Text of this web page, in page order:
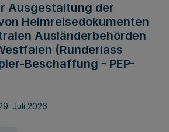
Ausgestaltung der
Heimreisedokumenten
Ausländerbehörden
(Runderlass
Beschaffung - PEP-
Juli 2026